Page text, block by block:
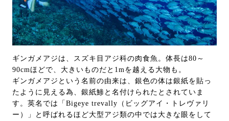
ギンガメアジは、スズキ目アジ科の肉食魚。体長は80～
90cmほどで、大きいものだと1mを越える大物も。
ギンガメアジという名前の由来は、銀色の体は銀紙を貼っ
たように見える為、銀紙鯵と名付けられたとされていま
す。英名では「Bigeye trevally（ビッグアイ・トレヴァリ
ー）」と呼ばれるほど大型アジ類の中では大きな眼をして